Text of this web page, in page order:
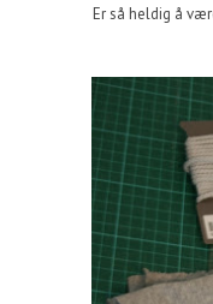
Er så heldig å